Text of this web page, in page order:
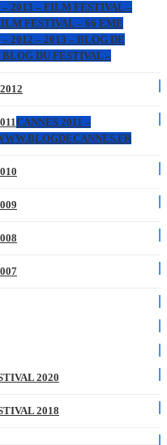
– 2013 – FILM FESTIVAL –
FESTIVAL – 66 EME
2012 – 2013 – BLOG DE
BLOG DU FESTIVAL –
CANNES 2011 –
2020
2018